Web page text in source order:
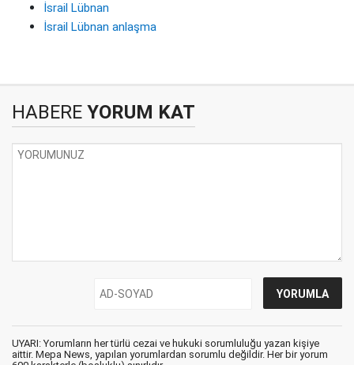
İsrail Lübnan
İsrail Lübnan anlaşma
HABERE YORUM KAT
UYARI: Yorumların her türlü cezai ve hukuki sorumluluğu yazan kişiye
aittir. Mepa News, yapılan yorumlardan sorumlu değildir. Her bir yorum